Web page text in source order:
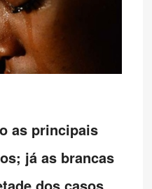
as principais
já as brancas
dos casos